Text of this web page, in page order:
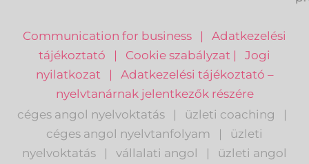
Communication for business | Adatkezelési
tájékoztató | Cookie szabályzat | Jogi
nyilatkozat | Adatkezelési tájékoztató –
nyelvtanárnak jelentkezők részére
céges angol nyelvoktatás
| üzleti coaching
|
céges angol nyelvtanfolyam
|
üzleti
nyelvoktatás
| vállalati angol |
üzleti angol